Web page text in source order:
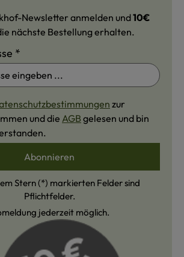
Newsletter anmelden und10€
nächste Bestellung erhalten.
*
zur
und die AGB gelesen und bin
Abonnieren
Stern (*) markierten Felder sind
Pflichtfelder.
jederzeit möglich.